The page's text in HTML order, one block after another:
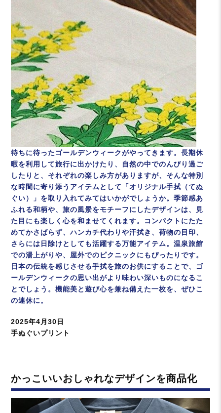
待ちに待ったゴールデンウィークがやってきます。長期休
暇を利用して旅行に出かけたり、自然の中でのんびり過ご
したりと、それぞれの楽しみ方がありますが、そんな特別
な時間に寄り添うアイテムとして「オリジナル手拭（てぬ
ぐい）」を取り入れてみてはいかがでしょうか。季節感あ
ふれる和柄や、旅の風景をモチーフにしたデザインは、見
た目にも楽しく心を和ませてくれます。コンパクトにたた
めてかさばらず、ハンカチ代わりや汗拭き、荷物の目印、
さらには日除けとしても活躍する万能アイテム。温泉旅館
での湯上がりや、屋外でのピクニックにもぴったりです。
日本の伝統を感じさせる手拭を旅のお供にすることで、ゴ
ールデンウィークの思い出がより味わい深いものになるこ
とでしょう。機能美と遊び心を兼ね備えた一枚を、ぜひこ
の連休に。
投
稿
2025年4月30日
カ
ー
手ぬぐいプリント
かっこいいおしゃれなデザインを商品化